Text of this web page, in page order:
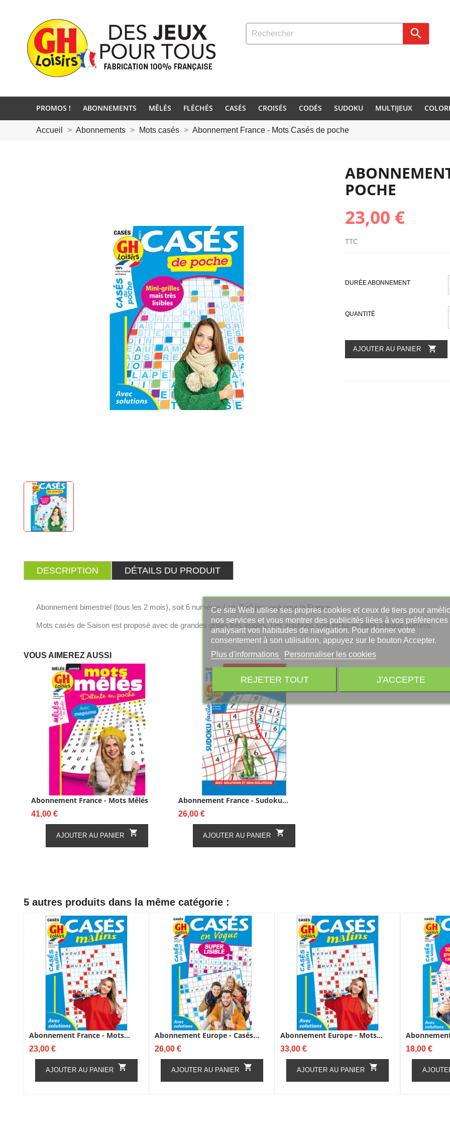

PROMOS ! ABONNEMENTS MÊLÉS FLÉCHÉS CASÉS CROISÉS CODÉS SUDOKU MULTIJEUX
Accueil Abonnements Mots casés Abonnement France - Mots Casés de poche
POCHE
23,00 €
TTC
DURÉE ABONNEMENT
QUANTITÉ
AJOUTER AU PANIER 
DESCRIPTION DÉTAILS DU PRODUIT
Abonnement bimestriel (tous les 2 mois), soit 6 numéros / an. Tarif proposé pour la France.
Mots casés de Saison est proposé avec de grandes grilles très lisibles. Les solutions sont incluses dans chaque numéro.
VOUS AIMEREZ AUSSI
Abonnement France - Mots Mêlés
Prix
41,00 €
AJOUTER AU PANIER 
Abonnement France - Sudoku...
Prix
26,00 €
AJOUTER AU PANIER 
5 autres produits dans la même catégorie :
Abonnement France - Mots...
Prix
23,00 €
AJOUTER AU PANIER 
Abonnement Europe - Casés...
Prix
26,00 €
AJOUTER AU PANIER 
Abonnement Europe - Mots...
Prix
33,00 €
AJOUTER AU PANIER 
Prix
18,00 €
Ce site Web utilise ses propres cookies et ceux de tiers pour
nos services et vous montrer des publicités liées à vos préférences
analysant vos habitudes de navigation. Pour donner votre
consentement à son utilisation, appuyez sur le bouton Accepter.
Plus d'informations
Personnaliser les cookies
REJETER TOUT J'ACCEPTE